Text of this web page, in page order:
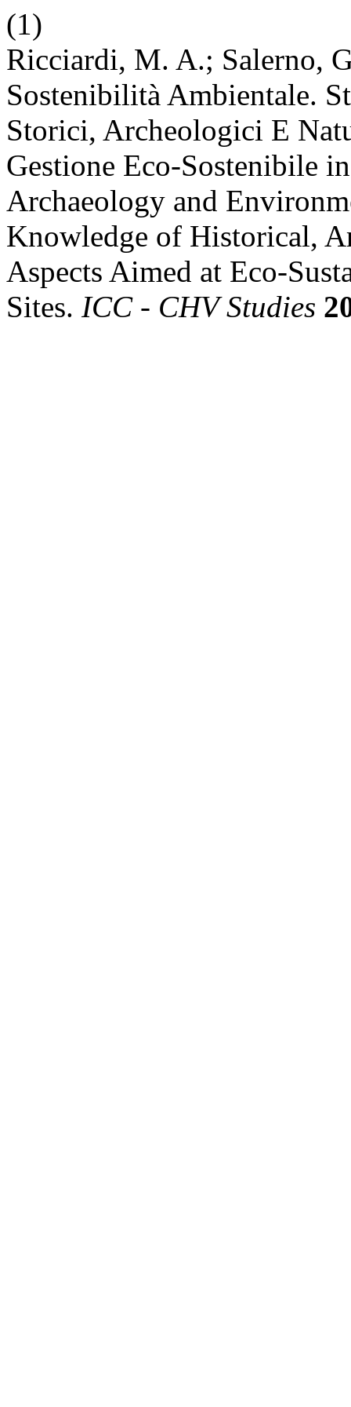
(1)
Ricciardi, M. A.; Salerno,
Sostenibilità Ambientale.
Storici, Archeologici E
Gestione Eco-Sostenibile
Archaeology and
Knowledge of Historical,
Aspects Aimed at Eco-
Sites. ICC - CHV Studies